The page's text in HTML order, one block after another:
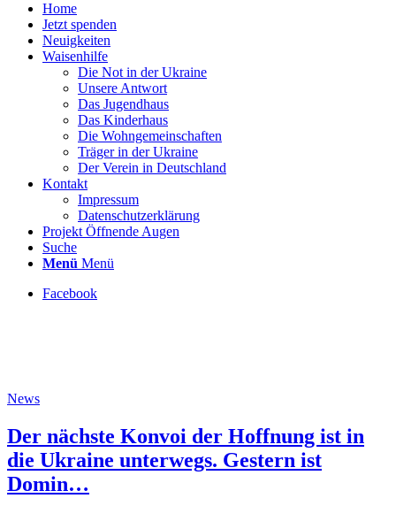
Home
Jetzt spenden
Neuigkeiten
Waisenhilfe
Die Not in der Ukraine
Unsere Antwort
Das Jugendhaus
Das Kinderhaus
Die Wohngemeinschaften
Träger in der Ukraine
Der Verein in Deutschland
Kontakt
Impressum
Datenschutzerklärung
Projekt Öffnende Augen
Suche
Menü Menü
Facebook
News
Der nächste Konvoi der Hoffnung ist in
die Ukraine unterwegs. Gestern ist
Domin…